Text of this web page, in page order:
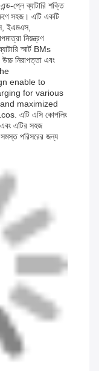
প্লে ব্যাটারি শক্তি
সহজ। এটি একটি
ইএমএস,
নিয়ন্ত্রণ
স্মার্ট BMs
উচ্চ নিরাপত্তা এবং
enable to
for various
maximized
এটি এসি কোপলিং
এটির সহজ
সমস্ত পরিসরের জন্য